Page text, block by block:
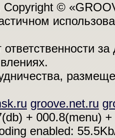
Copyright ©
groove.net.ru
+ 000.8(menu)
enabled: